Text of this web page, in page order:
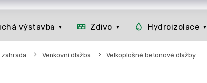
výstavba Zdivo Hydroizolace
zahrada Venkovní dlažba Velkoplošné betonové dlažby